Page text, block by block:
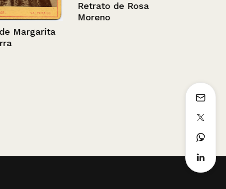
Retrato de Rosa
Moreno